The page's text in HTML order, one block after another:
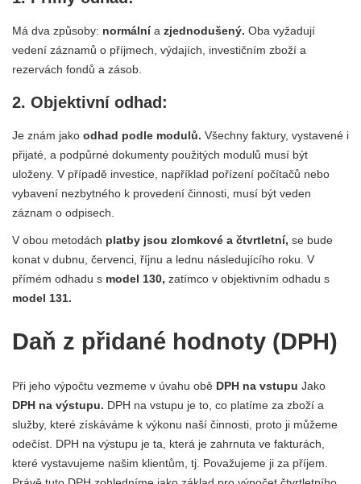
Má dva způsoby: normálnía zjednodušený. Oba vyžadují
vedení záznamů o příjmech, výdajích, investičním zboží a
rezervách fondů a zásob.
2. Objektivní odhad:
Je znám jako odhad podle modulů. Všechny faktury, vystavené i
přijaté, a podpůrné dokumenty použitých modulů musí být
uloženy. V případě investice, například pořízení počítačů nebo
vybavení nezbytného k provedení činnosti, musí být veden
záznam o odpisech.
V obou metodách platby jsou zlomkové a čtvrtletní, se bude
konat v dubnu, červenci, říjnu a lednu následujícího roku. V
přímém odhadu s model 130, zatímco v objektivním odhadu s
model 131.
Daň z přidané hodnoty (DPH)
Při jeho výpočtu vezmeme v úvahu obě DPH na vstupu Jako
DPH na výstupu. DPH na vstupu je to, co platíme za zboží a
služby, které získáváme k výkonu naší činnosti, proto ji můžeme
odečíst. DPH na výstupu je ta, která je zahrnuta ve fakturách,
které vystavujeme našim klientům, tj. Považujeme ji za příjem.